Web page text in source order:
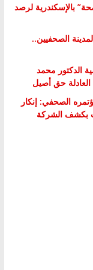
بالإسكندرية لرصد
الصحفيين..
الدكتور محمد
العادلة حق أصيل
الصحفي: إنكار
بكشف الشركة